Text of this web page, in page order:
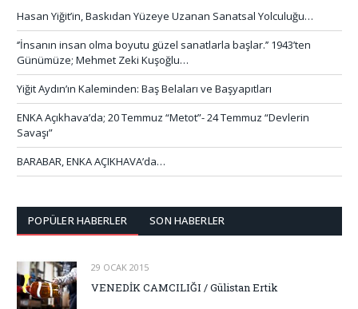
Hasan Yiğit’in, Baskıdan Yüzeye Uzanan Sanatsal Yolculuğu…
‘’İnsanın insan olma boyutu güzel sanatlarla başlar.’’ 1943’ten
Günümüze; Mehmet Zeki Kuşoğlu…
Yiğit Aydın’ın Kaleminden: Baş Belaları ve Başyapıtları
ENKA Açıkhava’da; 20 Temmuz “Metot”- 24 Temmuz “Devlerin
Savaşı”
BARABAR, ENKA AÇIKHAVA’da…
POPÜLER HABERLER SON HABERLER
29 OCAK 2015
VENEDİK CAMCILIĞI / Gülistan Ertik